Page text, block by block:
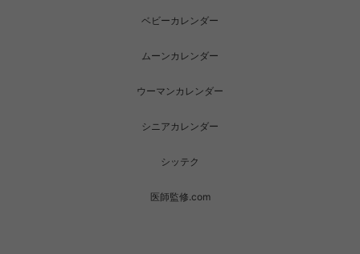
ベビーカレンダー
ムーンカレンダー
ウーマンカレンダー
シニアカレンダー
シッテク
医師監修.com